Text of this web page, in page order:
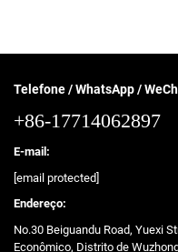
Telefone / WhatsApp /
+86-17714062897
E-mail:
[email protected]
Endereço:
No.30 Beiguandu Road, Yuexi
Econômico, Distrito de